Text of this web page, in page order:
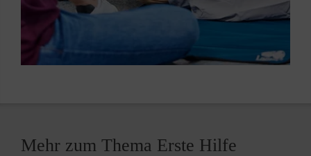
Mehr zum Thema Erste Hilfe